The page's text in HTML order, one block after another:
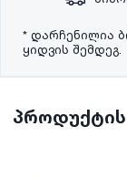
* დარჩენილია
ყიდვის შემდეგ.